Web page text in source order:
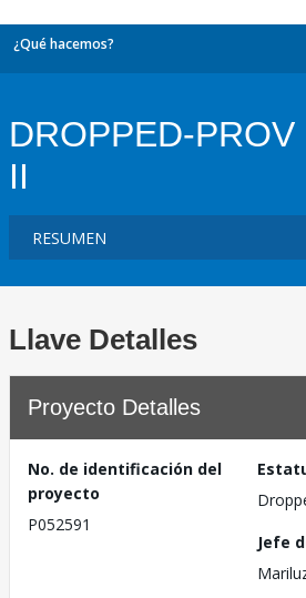
¿Qué hacemos?
DROPPED-PROV
II
Llave Detalles
Proyecto Detalles
No. de identificación del
proyecto
P052591
Jefe